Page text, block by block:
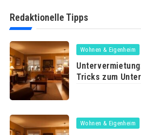
Redaktionelle Tipps
Wohnen & Eigenheim
Tricks zum
Wohnen & Eigenheim